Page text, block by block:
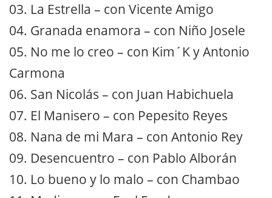
03. La Estrella – con Vicente Amigo
04. Granada enamora – con Niño Josele
05. No me lo creo – con Kim´K y Antonio
Carmona
06. San Nicolás – con Juan Habichuela
07. El Manisero – con Pepesito Reyes
08. Nana de mi Mara – con Antonio Rey
09. Desencuentro – con Pablo Alborán
10. Lo bueno y lo malo – con Chambao